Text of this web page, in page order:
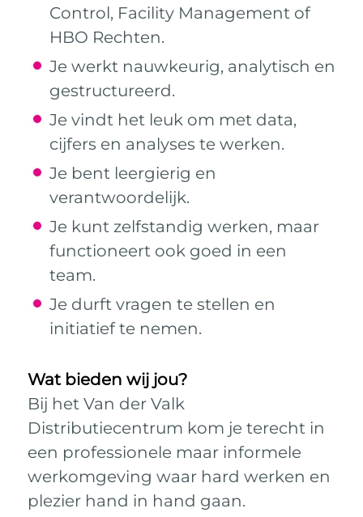
Control, Facility Management of
HBO Rechten.
Je werkt nauwkeurig, analytisch en
gestructureerd.
Je vindt het leuk om met data,
cijfers en analyses te werken.
Je bent leergierig en
verantwoordelijk.
Je kunt zelfstandig werken, maar
functioneert ook goed in een
team.
Je durft vragen te stellen en
initiatief te nemen.
Wat bieden wij jou?
Bij het Van der Valk
Distributiecentrum kom je terecht in
een professionele maar informele
werkomgeving waar hard werken en
plezier hand in hand gaan.